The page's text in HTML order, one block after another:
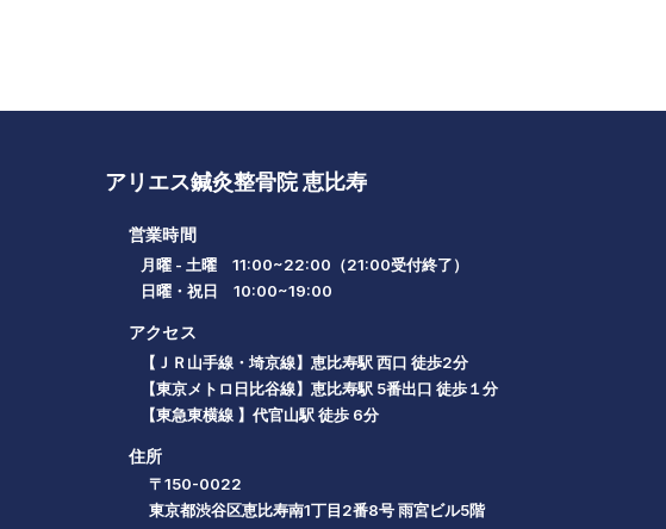
アリエス鍼灸整骨院 恵比寿
営業時間
月曜 - 土曜 11:00~22:00（21:00受付終了）
日曜・祝日 10:00~19:00
アクセス
【ＪＲ山手線・埼京線】恵比寿駅 西口 徒歩2分
【東京メトロ日比谷線】恵比寿駅 5番出口 徒歩１分
【東急東横線 】代官山駅 徒歩 6分
住所
〒150-0022
東京都渋谷区恵比寿南1丁目2番8号 雨宮ビル5階